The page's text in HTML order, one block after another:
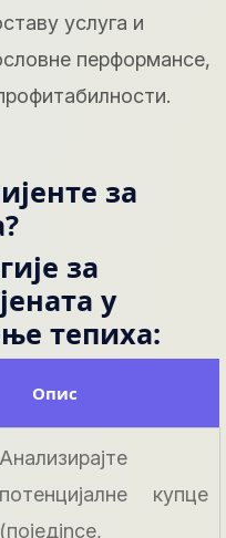
услуга и
перформансе,
за
за
у
тепиха:
Опис
Анализирајте
потенцијалне купце
(поједince,